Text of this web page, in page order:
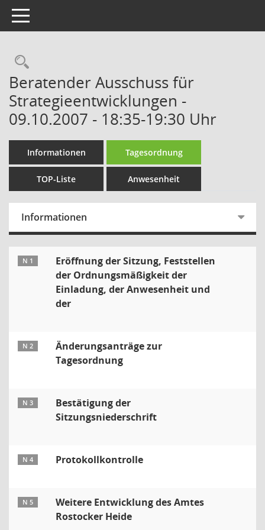
Toggle navigation
Rechercheauswahl
Beratender Ausschuss für
Strategieentwicklungen -
09.10.2007 - 18:35-19:30 Uhr
Informationen Tagesordnung
TOP-Liste Anwesenheit
Informationen
N 1
Eröffnung der Sitzung, Feststellen
der Ordnungsmäßigkeit der
Einladung, der Anwesenheit und
der
N 2
Änderungsanträge zur
Tagesordnung
N 3
Bestätigung der
Sitzungsniederschrift
N 4 Protokollkontrolle
N 5
Weitere Entwicklung des Amtes
Rostocker Heide